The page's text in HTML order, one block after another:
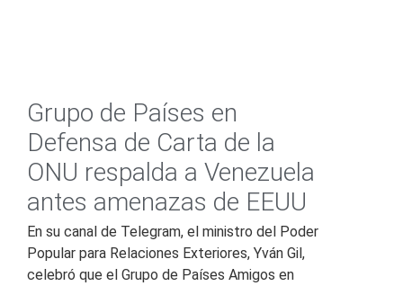
Grupo de Países en
Defensa de Carta de la
ONU respalda a Venezuela
antes amenazas de EEUU
En su canal de Telegram, el ministro del Poder
Popular para Relaciones Exteriores, Yván Gil,
celebró que el Grupo de Países Amigos en